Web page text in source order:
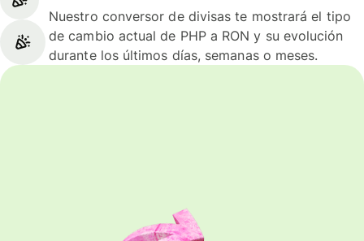
Nuestro conversor de divisas te mostrará el tipo
de cambio actual de PHP a RON y su evolución
durante los últimos días, semanas o meses.